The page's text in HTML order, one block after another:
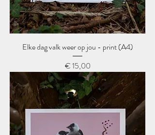
Elke dag valk weer op jou - print (A4)
Prijs
€ 15,00